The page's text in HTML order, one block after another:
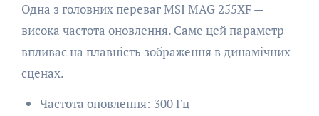
Одна з головних переваг MSI MAG 255XF —
висока частота оновлення. Саме цей параметр
впливає на плавність зображення в динамічних
сценах.
Частота оновлення: 300 Гц